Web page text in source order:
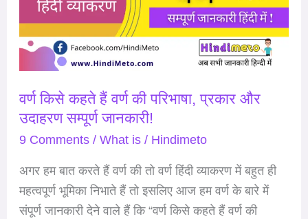
वर्ण किसे कहते हैं वर्ण की परिभाषा, प्रकार और
उदाहरण सम्पूर्ण जानकारी!
9 Comments / What is/ Hindimeto
अगर हम बात करते हैं वर्ण की तो वर्ण हिंदी व्याकरण में बहुत ही
महत्वपूर्ण भूमिका निभाते हैं तो इसलिए आज हम वर्ण के बारे में
संपूर्ण जानकारी देने वाले हैं कि “वर्ण किसे कहते हैं वर्ण की
की
परिभाषा,
और
उदाहरण
सम्पूर्ण